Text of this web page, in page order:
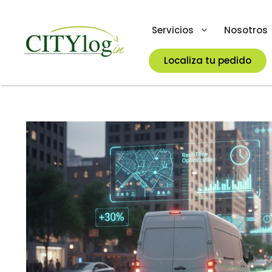
content
Servicios Nosotros
Localiza tu pedido